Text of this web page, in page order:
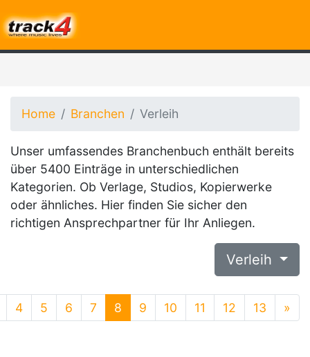
Home Branchen Verleih
Unser umfassendes Branchenbuch enthält bereits
über 5400 Einträge in unterschiedlichen
Kategorien. Ob Verlage, Studios, Kopierwerke
oder ähnliches. Hier finden Sie sicher den
richtigen Ansprechpartner für Ihr Anliegen.
Verleih
4 5 6 7 8 9 10 11 12 13 »